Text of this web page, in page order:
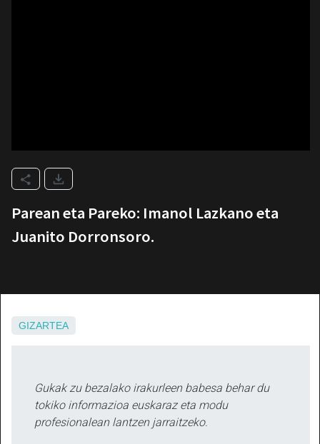
Parean eta Pareko: Imanol Lazkano eta
Juanito Dorronsoro.
GIZARTEA
Gukak zu bezalako irakurleen babesa behar du
tokiko informazioa euskaraz eta modu
profesionalean lantzen jarraitzeko.